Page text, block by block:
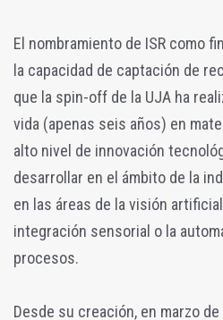
El nombramiento de ISR como
la capacidad de captación de
que la spin-off de la UJA ha
vida (apenas seis años) en
alto nivel de innovación
desarrollar en el ámbito de la
en las áreas de la visión
integración sensorial o la
procesos.
Desde su creación, en marzo de